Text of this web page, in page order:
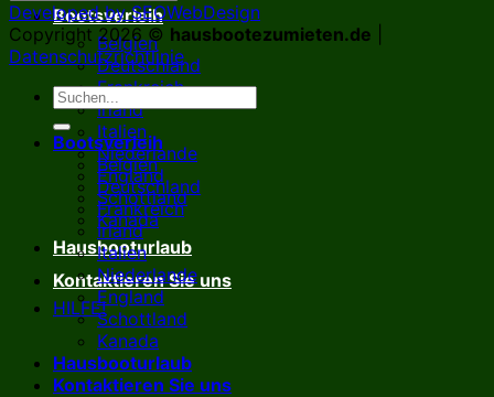
Bootsverleih
Belgien
Deutschland
Frankreich
Irland
Italien
Niederlande
England
Schottland
Kanada
Hausbooturlaub
Kontaktieren Sie uns
HILFE!
Developed by SEOWebDesign
Copyright 2026 © hausbootezumieten.de
Datenschutzrichtlinie
Bootsverleih
Belgien
Deutschland
Frankreich
Irland
Italien
Niederlande
England
Schottland
Kanada
Hausbooturlaub
Kontaktieren Sie uns